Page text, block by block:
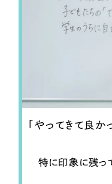
「やってきて良
特に印象に残っ